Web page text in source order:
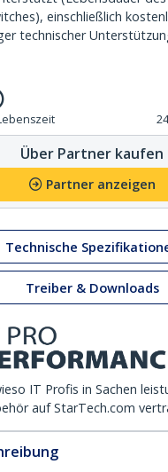
einschließlich
technischer
Über Partner kaufen
Partner anzeigen
Technische
Treiber & Downloads
IT Profis in Sachen
auf StarTech.com